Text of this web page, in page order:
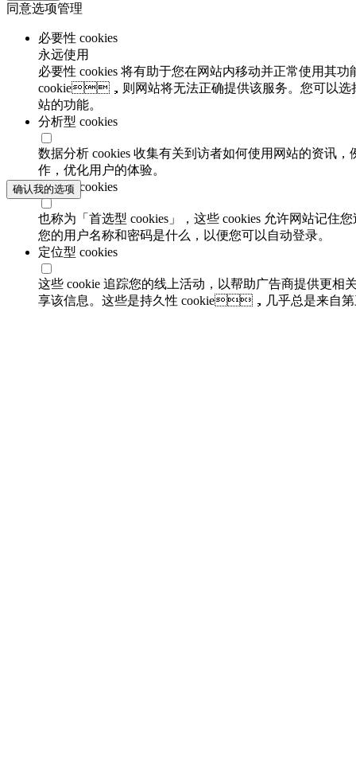
同意选项管理
必要性 cookies
永远使用
必要性 cookies 将有助于您在网站内移动并正常使用其功能
cookie，则网站将无法正确提供该服务。您可以
站的功能。
分析型 cookies
数据分析 cookies 收集有关到访者如何使用网站的资讯
作，优化用户的体验。
功能性 cookies
也称为「首选型 cookies」，这些 cookies 允许网站记住您
您的用户名称和密码是什么，以便您可以自动登录。
定位型 cookies
这些 cookie 追踪您的线上活动，以帮助广告商提供更
享该信息。这些是持久性 cookie，几乎总是来自第
确认我的选项